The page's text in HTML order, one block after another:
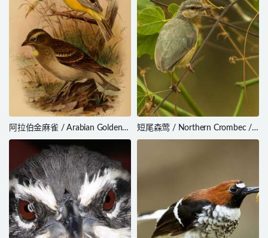
阿拉伯金麻雀 / Arabian Golden
Sparrow / Passer euchlorus
短尾森莺 / Northern Crombec /
Sylvietta brachyura